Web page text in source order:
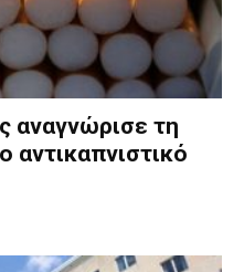
αναγνώρισε τη
αντικαπνιστικό